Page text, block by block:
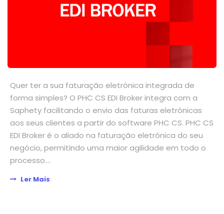
Quer ter a sua faturação eletrónica integrada de
forma simples? O PHC CS EDI Broker integra com a
Saphety facilitando o envio das faturas eletrónicas
aos seus clientes a partir do software PHC CS. PHC CS
EDI Broker é o aliado na faturação eletrónica do seu
negócio, permitindo uma maior agilidade em todo o
processo....
Ler Mais